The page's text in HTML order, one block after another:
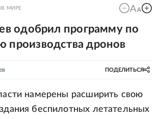
В МИРЕ
одобрил программу по
производства дронов
ПОДЕЛИТЬСЯ
намерены расширить свою
беспилотных летательных